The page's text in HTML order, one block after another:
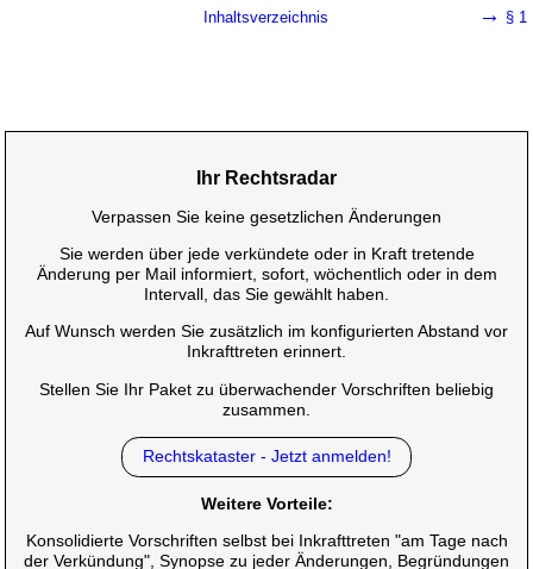
Inhaltsverzeichnis → § 1
Ihr Rechtsradar
Verpassen Sie keine gesetzlichen Änderungen
Sie werden über jede verkündete oder in Kraft tretende
Änderung per Mail informiert, sofort, wöchentlich oder in dem
Intervall, das Sie gewählt haben.
Auf Wunsch werden Sie zusätzlich im konfigurierten Abstand vor
Inkrafttreten erinnert.
Stellen Sie Ihr Paket zu überwachender Vorschriften beliebig
zusammen.
Rechtskataster - Jetzt anmelden!
Weitere Vorteile:
Konsolidierte Vorschriften selbst bei Inkrafttreten "am Tage nach
der Verkündung", Synopse zu jeder Änderungen, Begründungen